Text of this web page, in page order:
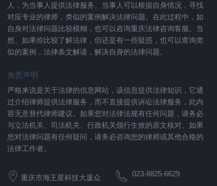
人，为当事人提供法律服务。当事人可以根据自身情况，寻找
对应专业的律师，类似的案例解决法律问题。在此过程中，如
自身对法律问题比较模糊，也可以咨询重庆法律咨询客服。当
然、如果你比较了解法律，但还是有一些疑惑，也可以查询类
似的案例，法律条文解读，解决自身的法律问题。
免责声明
严格来说是关于法律的信息网站，该信息提供法律知识，它通
过介绍律师提供法律服务，而不直接提供诉讼法律服务，此内
容无意替代律师建议。如果您对法律法规有任何问题，请务必
与立法机关、司法机关、行政机关颁行生效的原文核对。如果
您对法律问题有任何疑问，请务必咨询您的律师或其他合格的
法律工作者。
重庆市海王星科技大厦众
023-8825-6629